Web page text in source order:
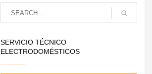
SERVICIO TÉCNICO
ELECTRODOMÉSTICOS